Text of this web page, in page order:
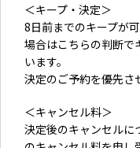
＜キープ・決定＞
8日前までのキープが
場合はこちらの判断で
います。
決定のご予約を優先さ
＜キャンセル料＞
決定後のキャンセルに